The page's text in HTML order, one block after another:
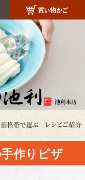
作りピザ